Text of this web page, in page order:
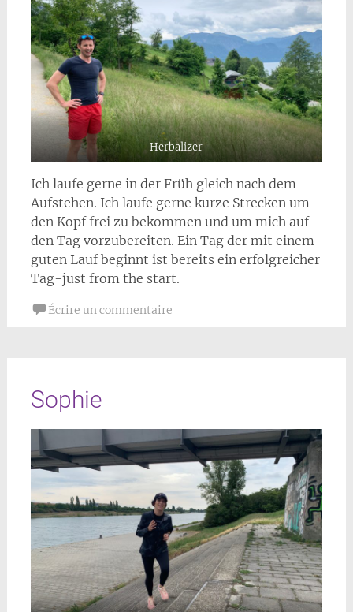
Herbalizer
Ich laufe gerne in der Früh gleich nach dem
Aufstehen. Ich laufe gerne kurze Strecken um
den Kopf frei zu bekommen und um mich auf
den Tag vorzubereiten. Ein Tag der mit einem
guten Lauf beginnt ist bereits ein erfolgreicher
Tag-just from the start.
Écrire un commentaire
Sophie